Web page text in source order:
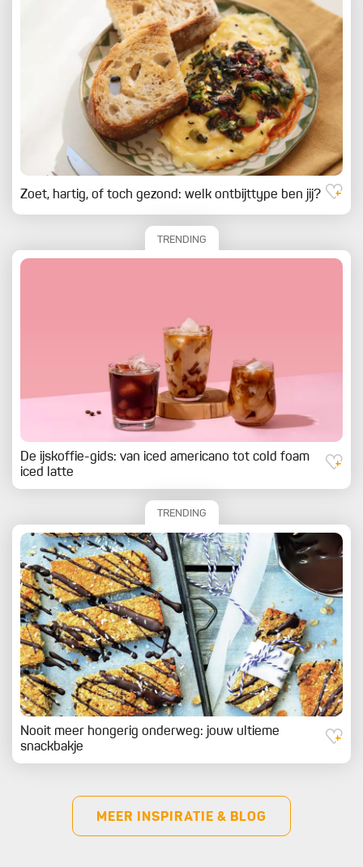
Zoet, hartig, of toch gezond: welk ontbijttype ben jij?
TRENDING
De ijskoffie-gids: van iced americano tot cold foam
iced latte
TRENDING
Nooit meer hongerig onderweg: jouw ultieme
snackbakje
MEER INSPIRATIE & BLOG